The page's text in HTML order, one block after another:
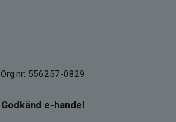
Org.nr: 556257-0829
Godkänd e-handel